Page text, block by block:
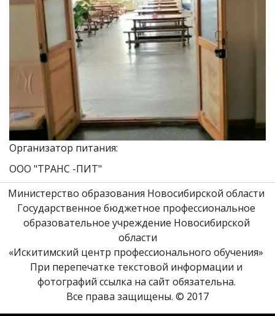
Организатор питания:
ООО "ТРАНС -ПИТ"
Министерство образования Новосибирской области
Государственное бюджетное профессиональное
образовательное учреждение Новосибирской
области
«Искитимский центр профессионального обучения»
При перепечатке текстовой информации и
фотографий ссылка на сайт обязательна.
Все права защищены. © 2017